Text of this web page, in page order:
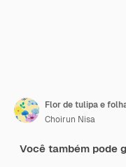
Flor de tulipa e
Choirun Nisa
Você também pode